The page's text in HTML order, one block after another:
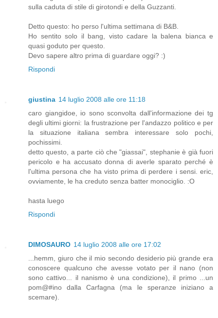
sulla caduta di stile di girotondi e della Guzzanti.
Detto questo: ho perso l'ultima settimana di B&B.
Ho sentito solo il bang, visto cadare la balena bianca e
quasi goduto per questo.
Devo sapere altro prima di guardare oggi? :)
Rispondi
giustina 14 luglio 2008 alle ore 11:18
caro giangidoe, io sono sconvolta dall'informazione dei tg
degli ultimi giorni: la frustrazione per l'andazzo politico e per
la situazione italiana sembra interessare solo pochi,
pochissimi.
detto questo, a parte ciò che "giassai", stephanie è già fuori
pericolo e ha accusato donna di averle sparato perché è
l'ultima persona che ha visto prima di perdere i sensi. eric,
ovviamente, le ha creduto senza batter monociglio. :O
hasta luego
Rispondi
DIMOSAURO 14 luglio 2008 alle ore 17:02
...hemm, giuro che il mio secondo desiderio più grande era
conoscere qualcuno che avesse votato per il nano (non
sono cattivo... il nanismo è una condizione), il primo ...un
pom@#ino dalla Carfagna (ma le speranze iniziano a
scemare).